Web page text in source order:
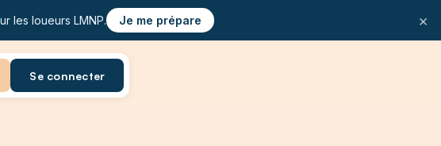
les loueurs LMNP. Je me prépare ×
Se connecter